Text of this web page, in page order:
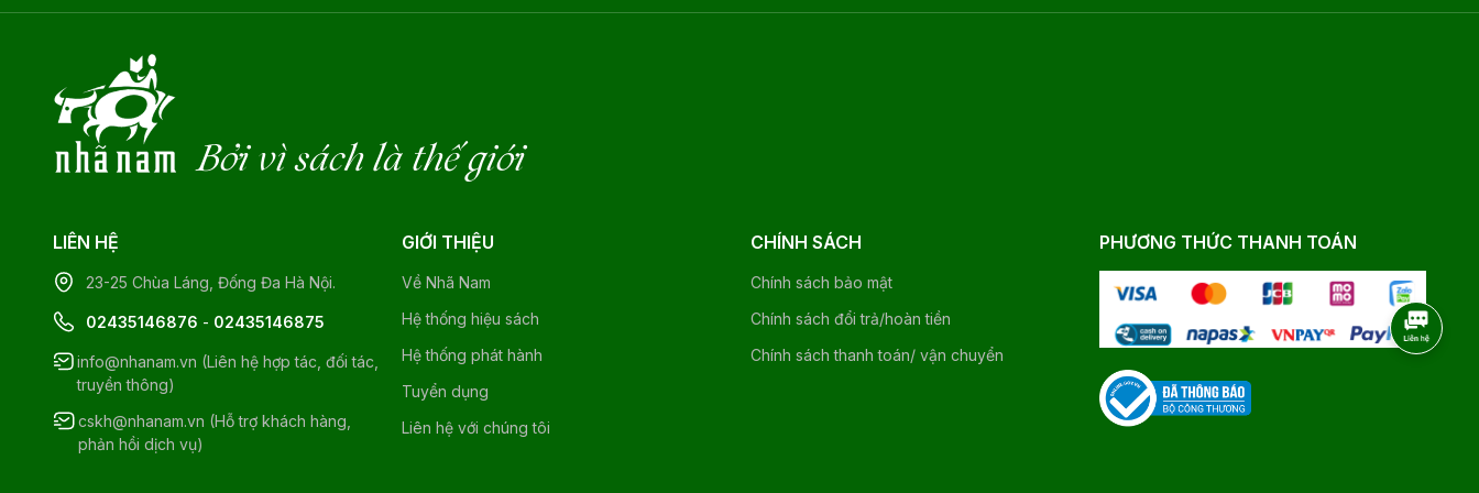
Bởi vì sách là thế giới
LIÊN HỆ
23-25 Chùa Láng, Đống Đa Hà Nội.
02435146876 - 02435146875
info@nhanam.vn (Liên hệ hợp tác, đối tác,
truyền thông)
cskh@nhanam.vn (Hỗ trợ khách hàng,
phản hồi dịch vụ)
GIỚI THIỆU
Về Nhã Nam
Hệ thống hiệu sách
Hệ thống phát hành
Tuyển dụng
Liên hệ với chúng tôi
CHÍNH SÁCH
Chính sách bảo mật
Chính sách đổi trả/hoàn tiền
Chính sách thanh toán/ vận chuyển
PHƯƠNG THỨC THANH TOÁN